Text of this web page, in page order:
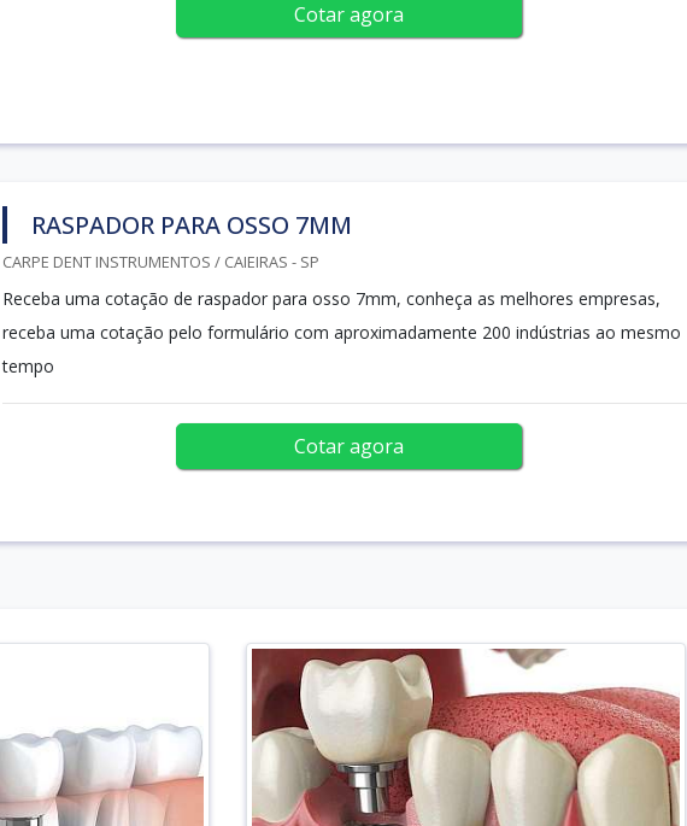
Cotar agora
RASPADOR PARA OSSO 7MM
CARPE DENT INSTRUMENTOS / CAIEIRAS - SP
Receba uma cotação de raspador para osso 7mm, conheça as melhores empresas,
receba uma cotação pelo formulário com aproximadamente 200 indústrias ao mesmo
tempo
Cotar agora